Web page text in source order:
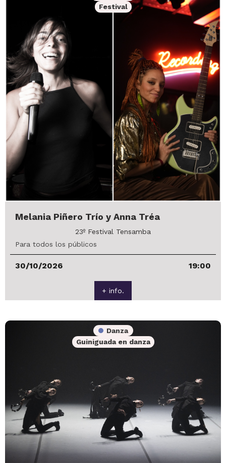
Festival
Melania Piñero Trío y Anna Tréa
23º Festival Tensamba
Para todos los públicos
30/10/2026 19:00
+ info.
Danza
Guiniguada en danza